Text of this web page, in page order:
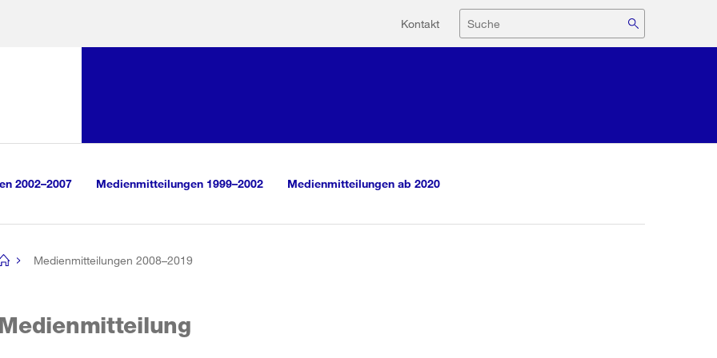
Hilfsnavigation
Kontakt Suche
2002–2007 Medienmitteilungen 1999–2002 Medienmitteilungen ab 2020
Medienmitteilungen 2008–2019